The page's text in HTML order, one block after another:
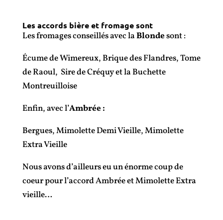
Les accords bière et fromage sont
Les fromages conseillés avec laBlondesont :
Écume de Wimereux, Brique des Flandres, Tome
de Raoul, Sire de Créquy et la Buchette
Montreuilloise
Enfin, avec l’Ambrée :
Bergues, Mimolette Demi Vieille, Mimolette
Extra Vieille
Nous avons d’ailleurs eu un énorme coup de
coeur pour l’accord Ambrée et Mimolette Extra
vieille…